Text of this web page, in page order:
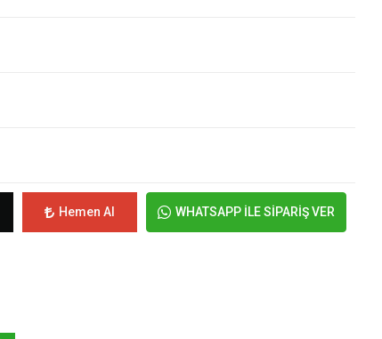
Hemen Al WHATSAPP İLE SİPARİŞ VER